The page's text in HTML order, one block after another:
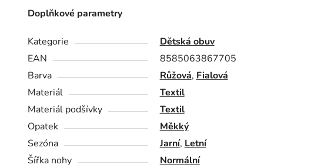
Doplňkové parametry
Kategorie
Dětská obuv
EAN
8585063867705
Barva
Růžová, Fialová
Materiál
Textil
Materiál podšívky
Textil
Opatek
Měkký
Sezóna
Jarní, Letní
Šířka nohy
Normální